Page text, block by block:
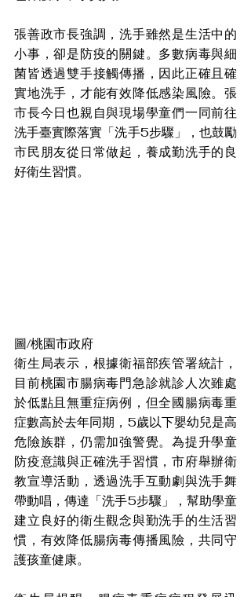
張善政市長強調，洗手雖然是生活中的
小事，卻是防疫的關鍵。多數病毒與細
菌皆透過雙手接觸傳播，因此正確且確
實地洗手，才能有效降低感染風險。張
市長今日也親自與現場學童們一同前往
洗手臺實際落實「洗手5步驟」，也鼓勵
市民朋友從日常做起，養成勤洗手的良
好衛生習慣。
圖/桃園市政府
衛生局表示，根據衛福部疾管署統計，
目前桃園市腸病毒門急診就診人次雖處
於低點且無重症病例，但全國腸病毒重
症數高於去年同期，5歲以下嬰幼兒是高
危險族群，仍需加強警覺。為提升學童
防疫意識與正確洗手習慣，市府舉辦衛
教宣導活動，透過洗手互動劇與洗手舞
帶動唱，傳達「洗手5步驟」，幫助學童
建立良好的衛生觀念與勤洗手的生活習
慣，有效降低腸病毒傳播風險，共同守
護孩童健康。